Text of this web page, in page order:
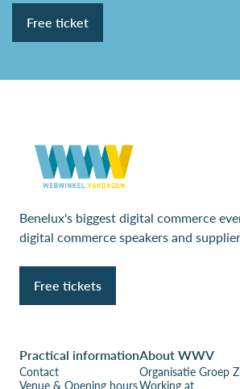
Free ticket
Benelux's biggest digital commerce
digital commerce speakers and
Free tickets
Practical information
Contact
Venue & Opening hours
About WWV
Organisatie Groep
Working at